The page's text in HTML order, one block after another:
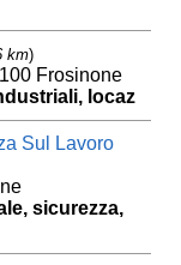
km)
Frosinone
locaz
Sul Lavoro
sicurezza,